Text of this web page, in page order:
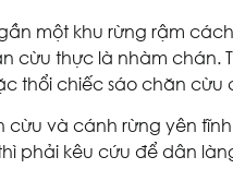
một khu rừng rậm
cừu thực là nhàm chán.
thổi chiếc sáo chăn cừu
và cánh rừng yên
phải kêu cứu để dân